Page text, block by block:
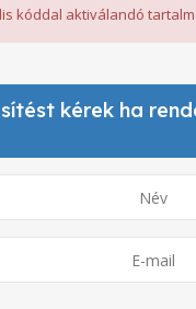
kóddal aktiválandó
kérek ha